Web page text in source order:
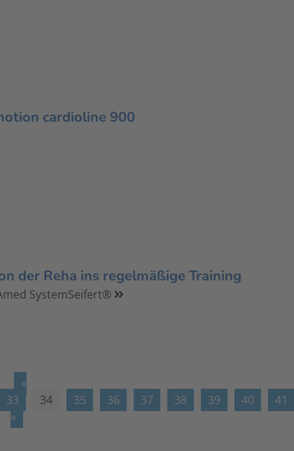
cardioline 900
der Reha ins regelmäßige Training
SystemSeifert®
«
33 34 35 36 37 38 39 40 41
»